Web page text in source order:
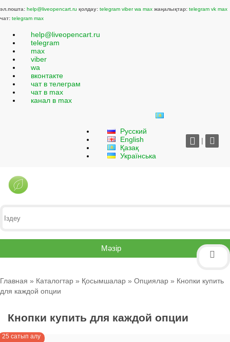
эл.пошта: help@liveopencart.ru қолдау: telegram viber wa max жаңалықтар: telegram vk max
чат: telegram max
help@liveopencart.ru
telegram
max
viber
wa
вконтакте
чат в телеграм
чат в max
канал в max
Русский
English
Қазақ
Українська
|
Мәзір
Главная » Каталогтар » Қосымшалар » Опциялар » Кнопки купить
для каждой опции
Кнопки купить для каждой опции
25 сатып алу